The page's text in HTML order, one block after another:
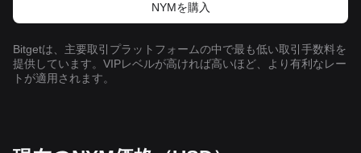
NYMを‌購入
Bitgetは、主要取引プラットフォームの中で最も低い取引手数料を
提供しています。VIPレベルが高ければ高いほど、より有利なレー
トが適用されます。